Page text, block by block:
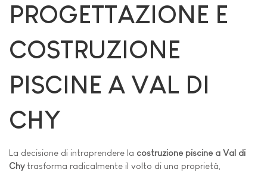
PROGETTAZIONE E
COSTRUZIONE
PISCINE A VAL DI
CHY
La decisione di intraprendere la costruzione piscine a Val di
Chy trasforma radicalmente il volto di una proprietà,